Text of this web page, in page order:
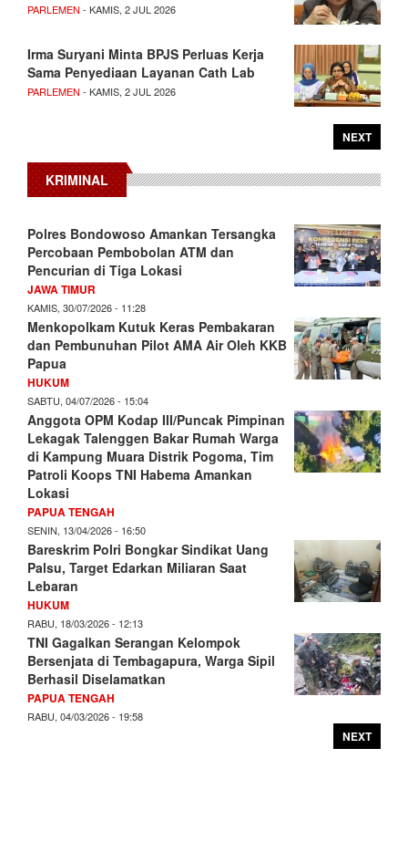
PARLEMEN - KAMIS, 2 JUL 2026
Irma Suryani Minta BPJS Perluas Kerja
Sama Penyediaan Layanan Cath Lab
PARLEMEN - KAMIS, 2 JUL 2026
NEXT
KRIMINAL
Polres Bondowoso Amankan Tersangka
Percobaan Pembobolan ATM dan
Pencurian di Tiga Lokasi
JAWA TIMUR
KAMIS, 30/07/2026 - 11:28
Menkopolkam Kutuk Keras Pembakaran
dan Pembunuhan Pilot AMA Air Oleh KKB
Papua
HUKUM
SABTU, 04/07/2026 - 15:04
Anggota OPM Kodap III/Puncak Pimpinan
Lekagak Talenggen Bakar Rumah Warga
di Kampung Muara Distrik Pogoma, Tim
Patroli Koops TNI Habema Amankan
Lokasi
PAPUA TENGAH
SENIN, 13/04/2026 - 16:50
Bareskrim Polri Bongkar Sindikat Uang
Palsu, Target Edarkan Miliaran Saat
Lebaran
HUKUM
RABU, 18/03/2026 - 12:13
TNI Gagalkan Serangan Kelompok
Bersenjata di Tembagapura, Warga Sipil
Berhasil Diselamatkan
PAPUA TENGAH
RABU, 04/03/2026 - 19:58
NEXT